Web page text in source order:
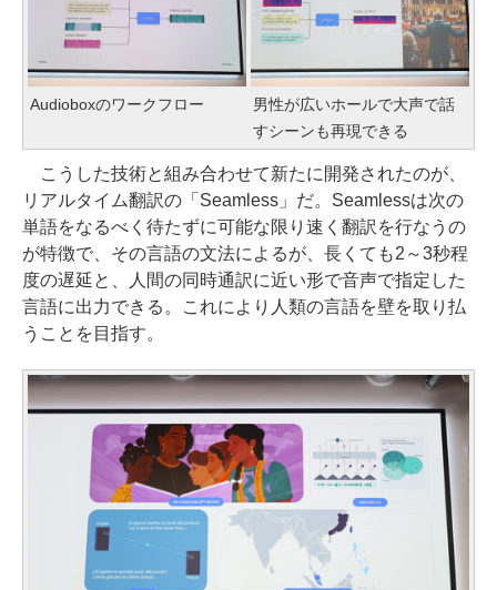
Audioboxのワークフロー
男性が広いホールで大声で話
すシーンも再現できる
こうした技術と組み合わせて新たに開発されたのが、
リアルタイム翻訳の「Seamless」だ。Seamlessは次の
単語をなるべく待たずに可能な限り速く翻訳を行なうの
が特徴で、その言語の文法によるが、長くても2～3秒程
度の遅延と、人間の同時通訳に近い形で音声で指定した
言語に出力できる。これにより人類の言語を壁を取り払
うことを目指す。